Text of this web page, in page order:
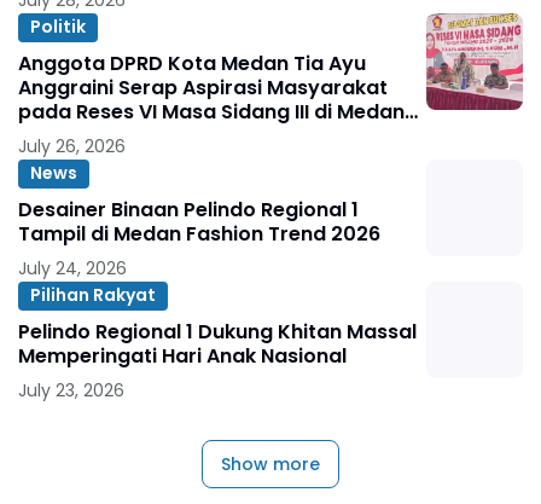
Politik
Anggota DPRD Kota Medan Tia Ayu
Anggraini Serap Aspirasi Masyarakat
pada Reses VI Masa Sidang III di Medan
Marelan
July 26, 2026
News
Desainer Binaan Pelindo Regional 1
Tampil di Medan Fashion Trend 2026
July 24, 2026
Pilihan Rakyat
Pelindo Regional 1 Dukung Khitan Massal
Memperingati Hari Anak Nasional
July 23, 2026
Show more